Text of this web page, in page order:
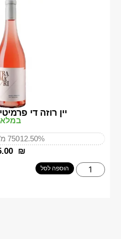
יין רוזה די
12.50%750 מ"ל
₪
הוספה לסל